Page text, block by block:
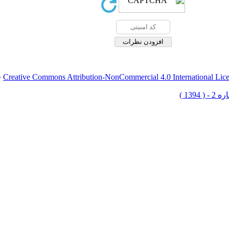
Creative Commons Attribution-NonCommercial 4.0 International